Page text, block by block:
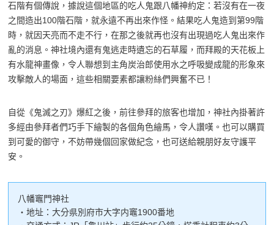
石階有個傳說，據說這個地區的吃人鬼跟八幡神約定：若沒有在一夜
之間造出100階石階，就永遠不再出來作怪。結果吃人鬼造到第99階
時，就因天亮而不走不行，在那之後就再也沒有出現過吃人鬼出來作
亂的消息。神社境內還有鬼逃走時遺忘的石草履，而拜殿的天花板上
有水龍神畫像，令人聯想到主角炭治郎使用水之呼吸變成龍的形象來
攻擊敵人的場面，這些相關要素都讓粉絲們興奮不已！
自從《鬼滅之刃》爆紅之後，前往參拜的旅客也增加，神社內掛著許
多經由參拜者們巧手下繪製的各個角色繪馬，令人讚嘆。也可以購買
到可愛的御守，不妨帶幾個回家做紀念，也可送給親朋好友守護平
安。
八幡竈門神社
・地址：大分県別府市大字内竈1900番地